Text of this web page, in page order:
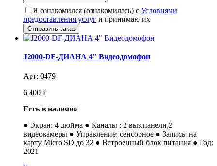
Я ознакомился (ознакомилась) с Условиями
предоставления услуг и принимаю их
J2000-DF-ДИАНА 4" Видеодомофон
Арт: 0479
6 400 Р
Есть в наличии
● Экран: 4 дюйма ● Каналы : 2 выз.панели,2
видеокамеры ● Управление: сенсорное ● Запись: на
карту Micro SD до 32 ● Встроенный блок питания ● Год:
2021